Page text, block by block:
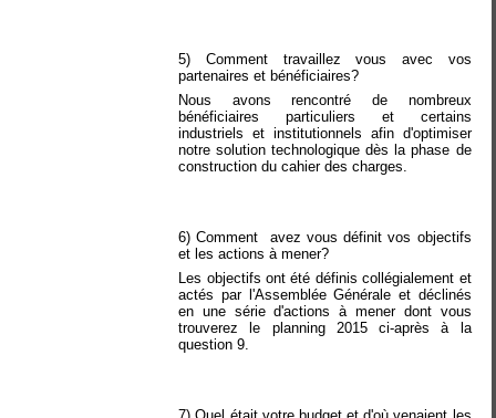
5) Comment travaillez vous avec vos
partenaires et bénéficiaires?
Nous avons rencontré de nombreux
bénéficiaires particuliers et certains
industriels et institutionnels afin d'optimiser
notre solution technologique dès la phase de
construction du cahier des charges.
6) Comment avez vous définit vos objectifs
et les actions à mener?
Les objectifs ont été définis collégialement et
actés par l'Assemblée Générale et déclinés
en une série d'actions à mener dont vous
trouverez le planning 2015 ci-après à la
question 9.